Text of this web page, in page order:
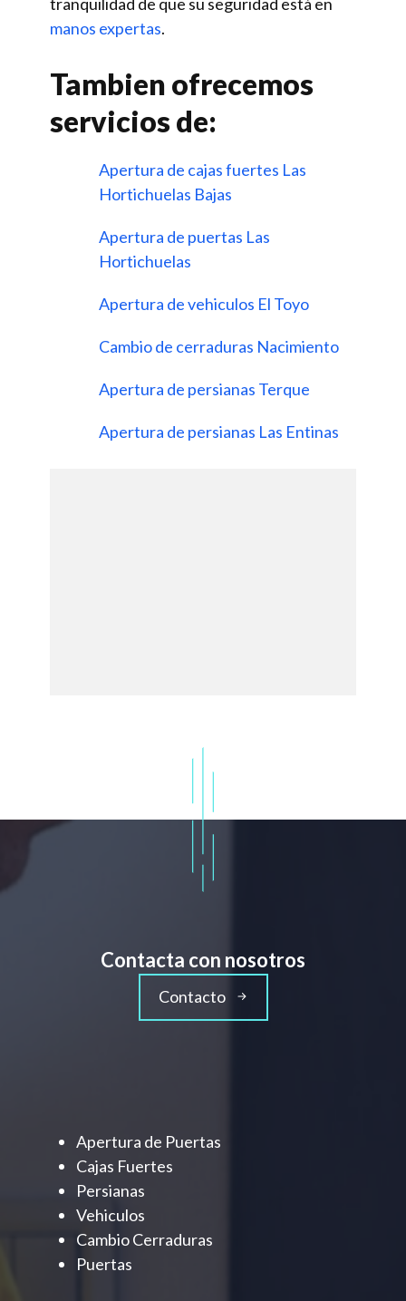
manos expertas.
Tambien ofrecemos
servicios de:
Apertura de cajas fuertes Las
Hortichuelas Bajas
Apertura de puertas Las
Hortichuelas
Apertura de vehiculos El Toyo
Cambio de cerraduras Nacimiento
Apertura de persianas Terque
Apertura de persianas Las Entinas
Contacta con nosotros
Contacto
Apertura de Puertas
Cajas Fuertes
Persianas
Vehiculos
Cambio Cerraduras
Puertas